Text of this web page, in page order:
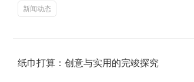
新闻动态
纸巾打算：创意与实用的完竣探究